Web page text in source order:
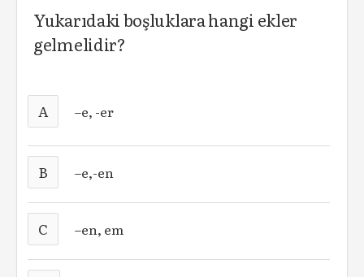
Yukarıdaki boşluklara hangi ekler
gelmelidir?
A –e, -er
B –e,-en
C –en, em